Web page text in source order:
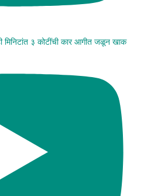
मिनिटांत ३ कोटींची कार आगीत जळून खाक